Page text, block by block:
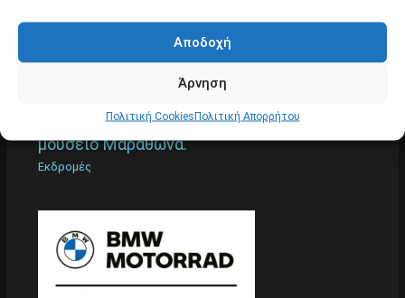
Αποδοχή
Άρνηση
Πολιτική CookiesΠολιτική Απορρήτου
Κυριακή 14/2 επίσκεψη στο αρχαιολογικό
μουσείο Μαραθώνα.
Εκδρομές